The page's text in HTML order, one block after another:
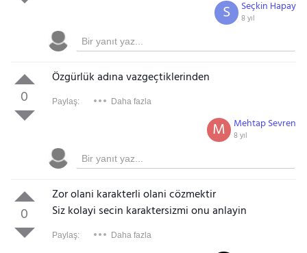
Seçkin Hapay
8 yıl
S
0
Özgürlük adına vazgeçtiklerinden
Paylaş: Daha fazla
Mehtap Sevren
8 yıl
M
0
Zor olani karakterli olani cözmektir
Siz kolayi secin karaktersizmi onu anlayin
Paylaş: Daha fazla